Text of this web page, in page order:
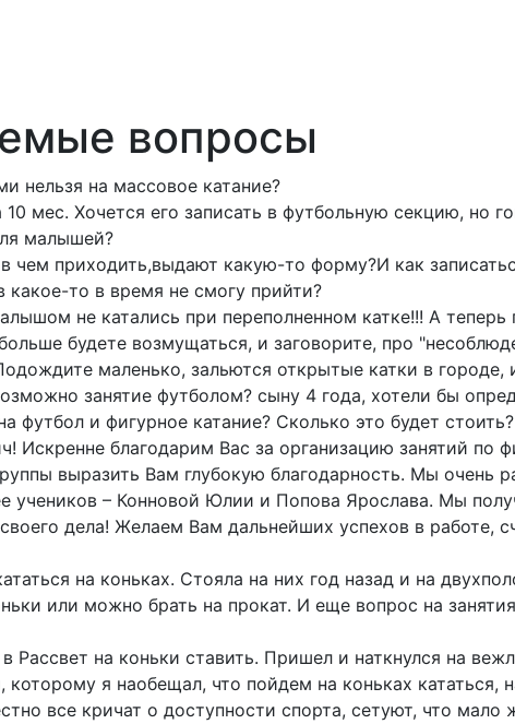
вопросы
нельзя на массовое катание?
мес. Хочется его записать в футбольную секцию, но
малышей?
чем приходить,выдают какую-то форму?И как
то в время не смогу прийти?
не катались при переполненном катке!!! А теперь
будете возмущаться, и заговорите, про
маленько, зальются открытые катки в городе,
занятие футболом? сыну 4 года, хотели бы
футбол и фигурное катание? Сколько это будет
Искренне благодарим Вас за организацию занятий по
выразить Вам глубокую благодарность. Мы очень
учеников – Конновой Юлии и Попова Ярослава. Мы
дела! Желаем Вам дальнейших успехов в работе,
на коньках. Стояла на них год назад и на
или можно брать на прокат. И еще вопрос на
Рассвет на коньки ставить. Пришел и наткнулся на
я наобещал, что пойдем на коньках кататься,
все кричат о доступности спорта, сетуют, что